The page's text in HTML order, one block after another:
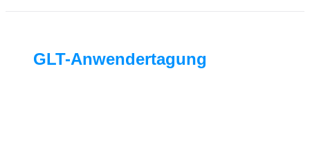
GLT-Anwendertagung